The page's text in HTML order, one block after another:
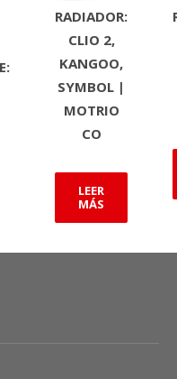
RADIADOR:
CLIO 2,
KANGOO,
SYMBOL |
MOTRIO
CO
LEER
MÁS